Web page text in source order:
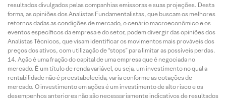
resultados divulgados pelas companhias emissoras e suas projeções. Desta
forma, as opiniões dos Analistas Fundamentalistas, que buscam os melhores
retornos dadas as condições de mercado, o cenário macroeconômico e os
eventos específicos da empresa e do setor, podem divergir das opiniões dos
Analistas Técnicos, que visam identificar os movimentos mais prováveis dos
preços dos ativos, com utilização de “stops” para limitar as possíveis perdas.
Ação é uma fração do capital de uma empresa que é negociada no
mercado. É um título de renda variável, ou seja, um investimento no qual a
rentabilidade não é preestabelecida, varia conforme as cotações de
mercado. O investimento em ações é um investimento de alto risco e os
desempenhos anteriores não são necessariamente indicativos de resultados